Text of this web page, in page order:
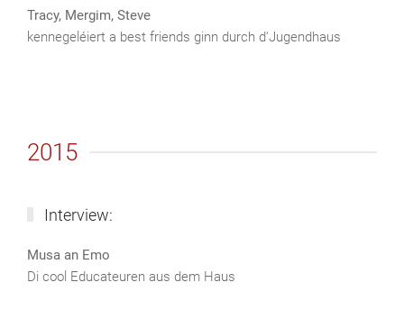
Tracy, Mergim, Steve
kennegeléiert a best friends ginn durch d‘Jugendhaus
2015
Interview:
Musa an Emo
Di cool Educateuren aus dem Haus